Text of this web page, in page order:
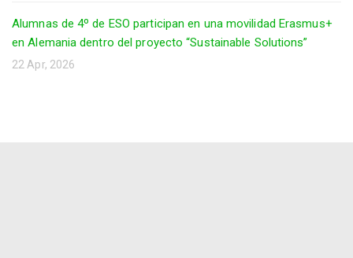
Alumnas de 4º de ESO participan en una movilidad Erasmus+
en Alemania dentro del proyecto “Sustainable Solutions”
22 Apr, 2026